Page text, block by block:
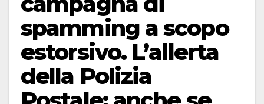
spamming a scopo
estorsivo. L’allerta
della Polizia